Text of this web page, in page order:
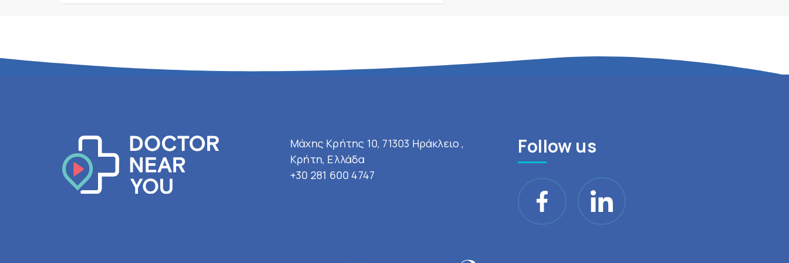
Μάχης Κρήτης 10, 71303 Ηράκλειο ,
Κρήτη, Ελλάδα
+30 281 600 4747
Follow us